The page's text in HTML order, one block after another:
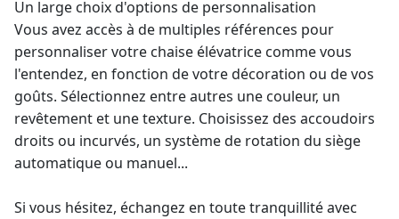
Un large choix d'options de personnalisation
Vous avez accès à de multiples références pour
personnaliser votre chaise élévatrice comme vous
l'entendez, en fonction de votre décoration ou de vos
goûts. Sélectionnez entre autres une couleur, un
revêtement et une texture. Choisissez des accoudoirs
droits ou incurvés, un système de rotation du siège
automatique ou manuel...
Si vous hésitez, échangez en toute tranquillité avec